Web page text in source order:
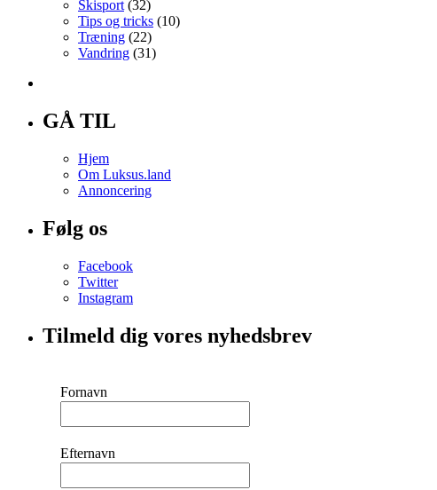
Skisport (32)
Tips og tricks (10)
Træning (22)
Vandring (31)
GÅ TIL
Hjem
Om Luksus.land
Annoncering
Følg os
Facebook
Twitter
Instagram
Tilmeld dig vores nyhedsbrev
Fornavn
Efternavn